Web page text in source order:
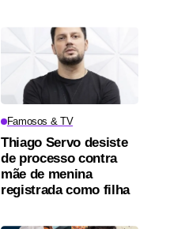
Famosos & TV
Thiago Servo desiste
de processo contra
mãe de menina
registrada como filha